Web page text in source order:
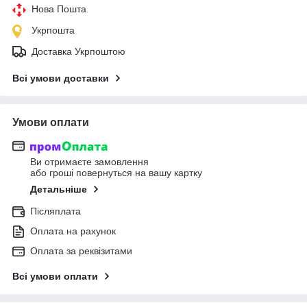
Нова Пошта
Укрпошта
Доставка Укрпоштою
Всі умови доставки
Умови оплати
Ви отримаєте замовлення
або гроші повернуться на вашу картку
Детальніше
Післяплата
Оплата на рахунок
Оплата за реквізитами
Всі умови оплати